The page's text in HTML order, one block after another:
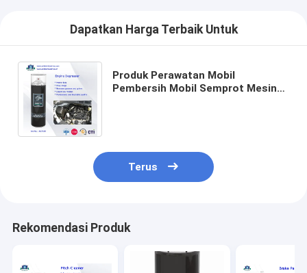
Dapatkan Harga Terbaik Untuk
Produk Perawatan Mobil
Pembersih Mobil Semprot Mesin
Terus
Rekomendasi Produk